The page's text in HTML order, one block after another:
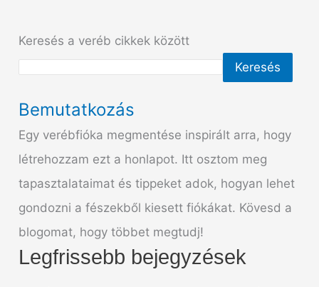
Keresés a veréb cikkek között
Keresés
Bemutatkozás
Egy verébfióka megmentése inspirált arra, hogy
létrehozzam ezt a honlapot. Itt osztom meg
tapasztalataimat és tippeket adok, hogyan lehet
gondozni a fészekből kiesett fiókákat. Kövesd a
blogomat, hogy többet megtudj!
Legfrissebb bejegyzések